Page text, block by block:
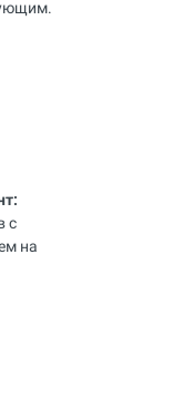
с
на